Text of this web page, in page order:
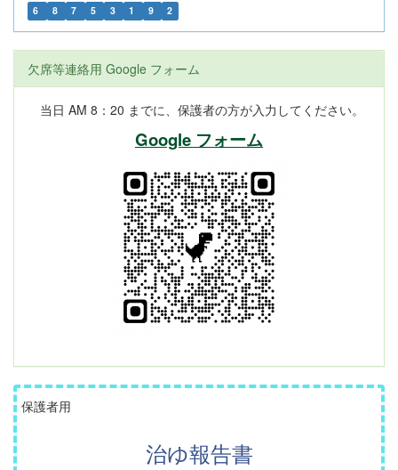
6 8 7 5 3 1 9 2
欠席等連絡用 Google フォーム
当日 AM 8：20 までに、保護者の方が入力してください。
Google フォーム
保護者用
治ゆ報告書